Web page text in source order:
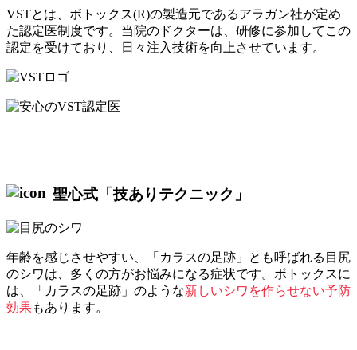
VSTとは、ボトックス(R)の製造元であるアラガン社が定め
た認定医制度です。当院のドクターは、研修に参加してこの
認定を受けており、日々注入技術を向上させています。
聖心式「技ありテクニック」
年齢を感じさせやすい、「カラスの足跡」とも呼ばれる目尻
のシワは、多くの方がお悩みになる症状です。ボトックスに
は、「カラスの足跡」のような新しいシワを作らせない予防
効果もあります。